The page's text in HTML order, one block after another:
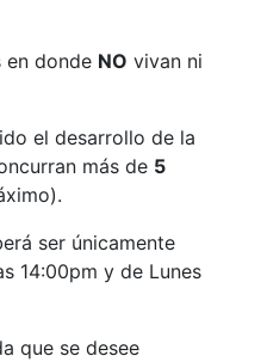
en donde NO vivan ni
el desarrollo de la
más de 5
ser únicamente
14:00pm y de Lunes
que se desee